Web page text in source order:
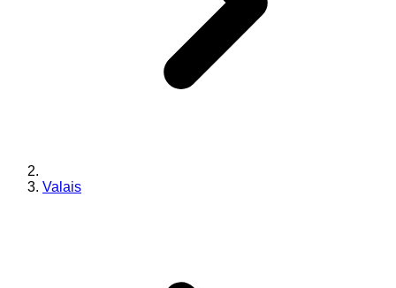
Valais